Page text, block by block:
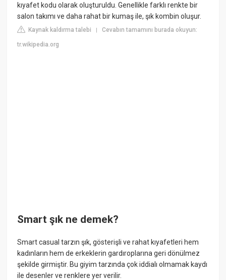
kıyafet kodu olarak oluşturuldu. Genellikle farklı renkte bir
salon takımı ve daha rahat bir kumaş ile, şık kombin oluşur.
Kaynak kaldırma talebi |Cevabın tamamını burada okuyun:
tr.wikipedia.org
Smart şık ne demek?
Smart casual tarzın şık, gösterişli ve rahat kıyafetleri hem
kadınların hem de erkeklerin gardıroplarına geri dönülmez
şekilde girmiştir. Bu giyim tarzında çok iddialı olmamak kaydı
ile desenler ve renklere yer verilir.